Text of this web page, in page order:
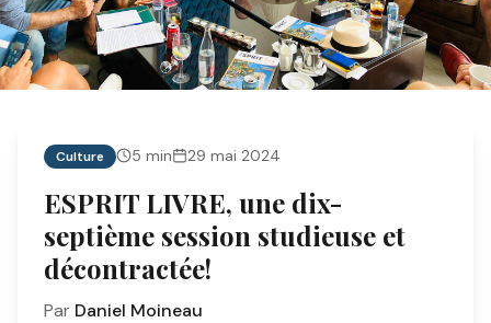
Culture 5 min 29 mai 2024
ESPRIT LIVRE, une dix-
septième session studieuse et
décontractée!
Par Daniel Moineau